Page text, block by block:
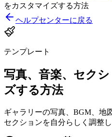
をカスタマイズする方法
ヘルプセンターに戻る
テンプレート
写真、音楽、セク
ズする方法
ギャラリーの写真、BGM、地
セクションを自分らしく調整し